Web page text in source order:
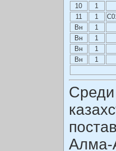
10
1
11
1
Вн
1
Вн
1
Вн
1
Вн
1
Алма-